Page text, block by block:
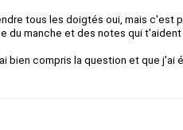
tous les doigtés oui, mais
du manche et des notes qui
bien compris la question et que j'ai